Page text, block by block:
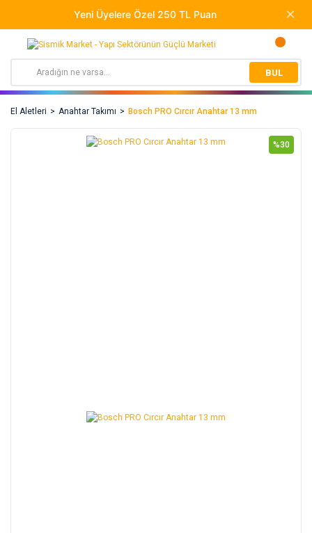
BUL
El Aletleri Anahtar Takımı Bosch PRO Cırcır Anahtar 13 mm
%30